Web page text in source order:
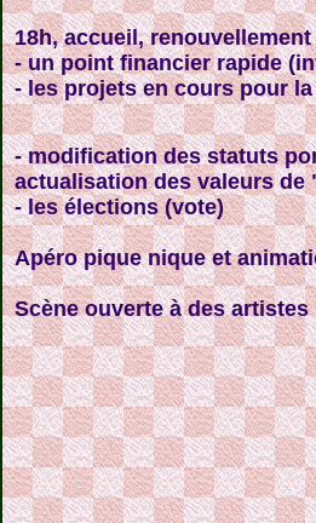
18h, accueil,
- un point financier rapide
- les projets en cours pour
- modification des statuts
actualisation des valeurs
- les élections (vote)
Apéro pique nique et
Scène ouverte à des artistes